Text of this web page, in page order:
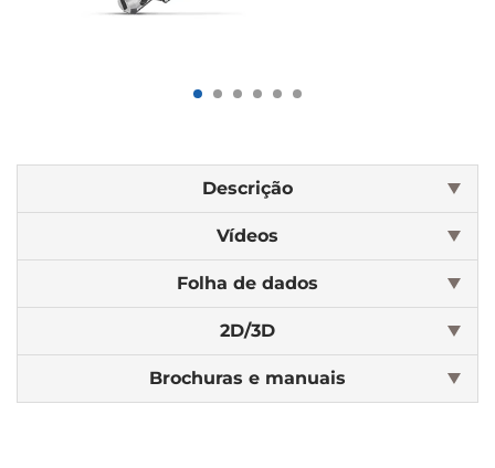
Descrição
Vídeos
Folha de dados
2D/3D
Brochuras e manuais